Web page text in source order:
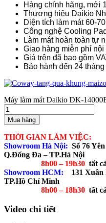
Hàng chính hãng, mới
Thương hiệu Daikio
Diện tích làm mát 60-
Công nghệ Cooling Pad
Làm mát hoàn toàn tự
Giao hàng miễn phí nội
Giá trên đã bao gồm
Bảo hành đến 24
Máy làm mát Daikio DK-
Mua hàng
THỜI GIAN LÀM VIỆC:
Showroom Hà Nội: Số 76
Q.Đống Đa – TP.Hà Nội
8h00 – 19h30 tất
Showroom HCM:
131 Xuân
TP.Hồ Chí Minh
8h00 – 18h30 tất
Video chi tiết